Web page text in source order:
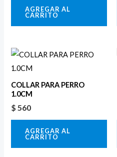
AGREGAR AL
CARRITO
COLLAR PARA PERRO
1.0CM
$ 560
AGREGAR AL
CARRITO